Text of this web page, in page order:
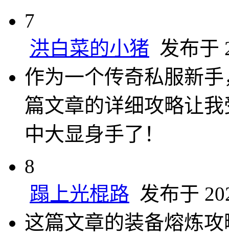
7
洪白菜的小猪 发布于
作为一个传奇私服新
篇文章的详细攻略让
中大显身手了！
8
蹋上光棍路 发布于
这篇文章的装备熔炼